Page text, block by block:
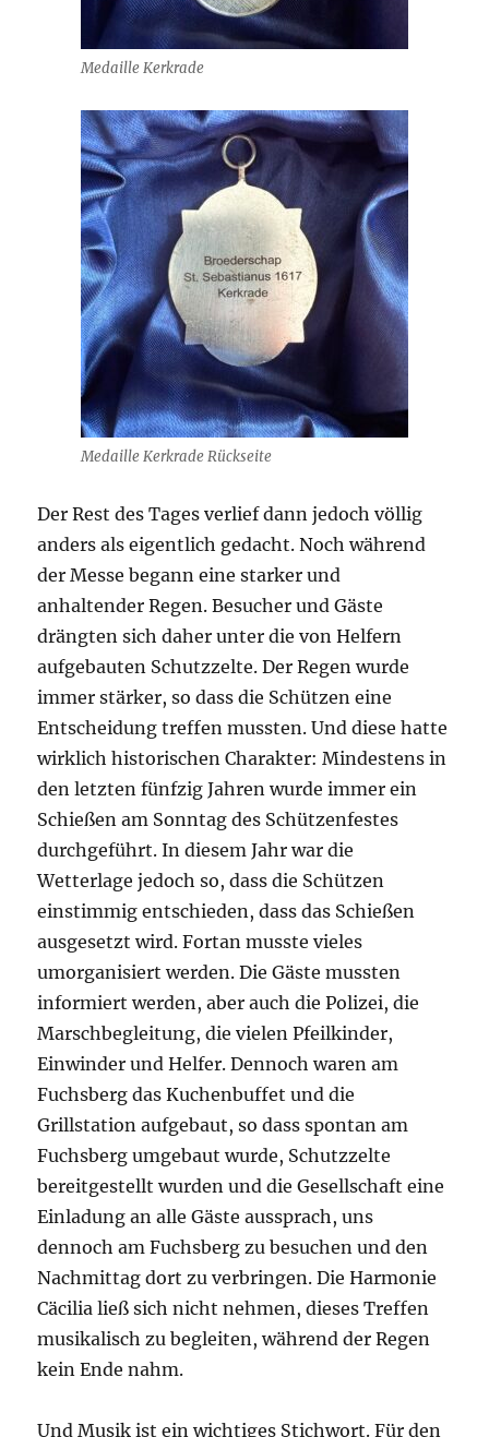
Medaille Kerkrade
Medaille Kerkrade Rückseite
Der Rest des Tages verlief dann jedoch völlig
anders als eigentlich gedacht. Noch während
der Messe begann eine starker und
anhaltender Regen. Besucher und Gäste
drängten sich daher unter die von Helfern
aufgebauten Schutzzelte. Der Regen wurde
immer stärker, so dass die Schützen eine
Entscheidung treffen mussten. Und diese hatte
wirklich historischen Charakter: Mindestens in
den letzten fünfzig Jahren wurde immer ein
Schießen am Sonntag des Schützenfestes
durchgeführt. In diesem Jahr war die
Wetterlage jedoch so, dass die Schützen
einstimmig entschieden, dass das Schießen
ausgesetzt wird. Fortan musste vieles
umorganisiert werden. Die Gäste mussten
informiert werden, aber auch die Polizei, die
Marschbegleitung, die vielen Pfeilkinder,
Einwinder und Helfer. Dennoch waren am
Fuchsberg das Kuchenbuffet und die
Grillstation aufgebaut, so dass spontan am
Fuchsberg umgebaut wurde, Schutzzelte
bereitgestellt wurden und die Gesellschaft eine
Einladung an alle Gäste aussprach, uns
dennoch am Fuchsberg zu besuchen und den
Nachmittag dort zu verbringen. Die Harmonie
Cäcilia ließ sich nicht nehmen, dieses Treffen
musikalisch zu begleiten, während der Regen
kein Ende nahm.
Und Musik ist ein wichtiges Stichwort. Für den